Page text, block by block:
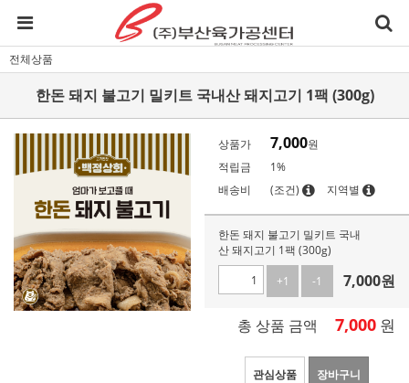
전체상품
한돈 돼지 불고기 밀키트 국내산 돼지고기 1팩 (300g)
상품가 7,000원
적립금
1%
배송비
(조건) 지역별
한돈 돼지 불고기 밀키트 국내
산 돼지고기 1팩 (300g)
+1
-1 7,000원
총 상품 금액 7,000 원
관심상품 장바구니